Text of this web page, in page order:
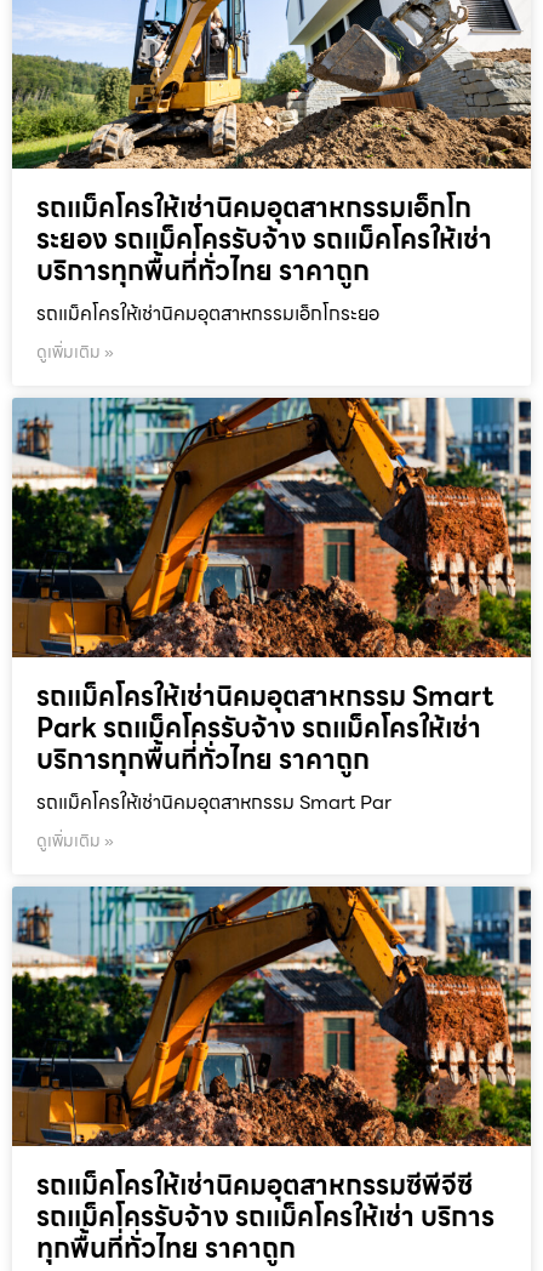
รถแม็คโครให้เช่านิคมอุตสาหกรรมเอ็กโก
ระยอง รถแม็คโครรับจ้าง รถแม็คโครให้เช่า
บริการทุกพื้นที่ทั่วไทย ราคาถูก
รถแม็คโครให้เช่านิคมอุตสาหกรรมเอ็กโกระยอ
ดูเพิ่มเติม »
รถแม็คโครให้เช่านิคมอุตสาหกรรม Smart
Park รถแม็คโครรับจ้าง รถแม็คโครให้เช่า
บริการทุกพื้นที่ทั่วไทย ราคาถูก
รถแม็คโครให้เช่านิคมอุตสาหกรรม Smart Par
ดูเพิ่มเติม »
รถแม็คโครให้เช่านิคมอุตสาหกรรมซีพีจีซี
รถแม็คโครรับจ้าง รถแม็คโครให้เช่า บริการ
ทุกพื้นที่ทั่วไทย ราคาถูก